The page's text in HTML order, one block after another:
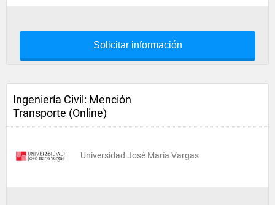
Solicitar información
Ingeniería Civil: Mención
Transporte (Online)
Universidad José María Vargas